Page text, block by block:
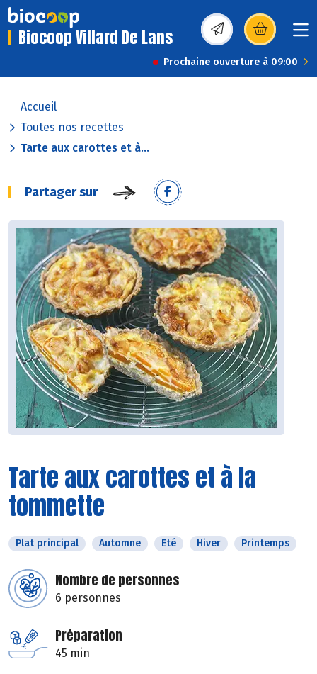
Biocoop Villard De Lans (s’ouvre dans une
Prochaine ouverture à 09:00
Accueil
Toutes nos recettes
Tarte aux carottes et à...
Partager sur
Tarte aux carottes et à la
tommette
Plat principal Automne Eté Hiver Printemps
Nombre de personnes
6 personnes
Préparation
45 min